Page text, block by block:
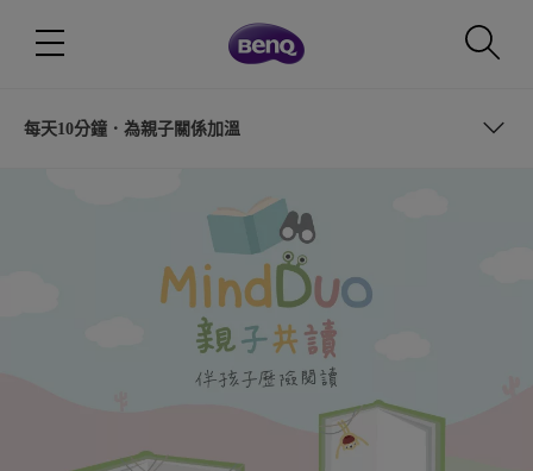
每天10分鐘．為親子關係加溫
別急著下定義．尊重孩子的觀點
知識型繪本的選擇要領